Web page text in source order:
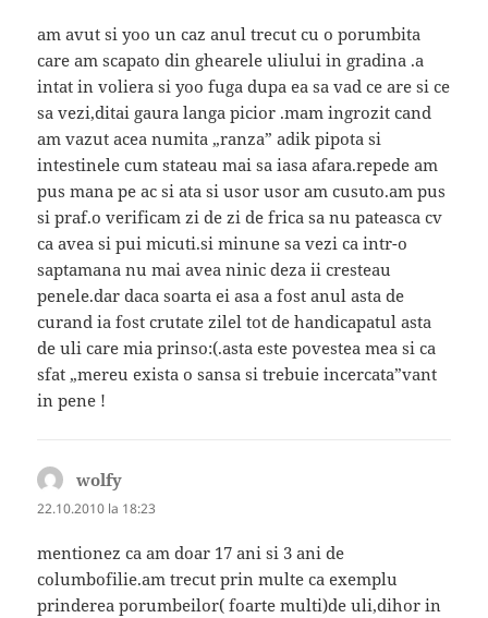
am avut si yoo un caz anul trecut cu o porumbita
care am scapato din ghearele uliului in gradina .a
intat in voliera si yoo fuga dupa ea sa vad ce are si ce
sa vezi,ditai gaura langa picior .mam ingrozit cand
am vazut acea numita „ranza” adik pipota si
intestinele cum stateau mai sa iasa afara.repede am
pus mana pe ac si ata si usor usor am cusuto.am pus
si praf.o verificam zi de zi de frica sa nu pateasca cv
ca avea si pui micuti.si minune sa vezi ca intr-o
saptamana nu mai avea ninic deza ii cresteau
penele.dar daca soarta ei asa a fost anul asta de
curand ia fost crutate zilel tot de handicapatul asta
de uli care mia prinso:(.asta este povestea mea si ca
sfat „mereu exista o sansa si trebuie incercata”vant
in pene !
wolfy
22.10.2010 la 18:23
mentionez ca am doar 17 ani si 3 ani de
columbofilie.am trecut prin multe ca exemplu
prinderea porumbeilor( foarte multi)de uli,dihor in